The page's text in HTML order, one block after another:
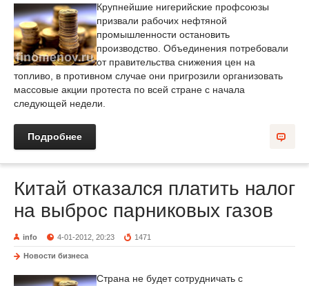
Крупнейшие нигерийские профсоюзы
призвали рабочих нефтяной
промышленности остановить
производство. Объединения потребовали
от правительства снижения цен на
топливо, в противном случае они пригрозили организовать
массовые акции протеста по всей стране с начала
следующей недели.
Подробнее
Китай отказался платить налог
на выброс парниковых газов
info 4-01-2012, 20:23 1471
Новости бизнеса
Страна не будет сотрудничать с